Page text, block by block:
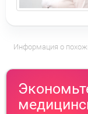
Информация о